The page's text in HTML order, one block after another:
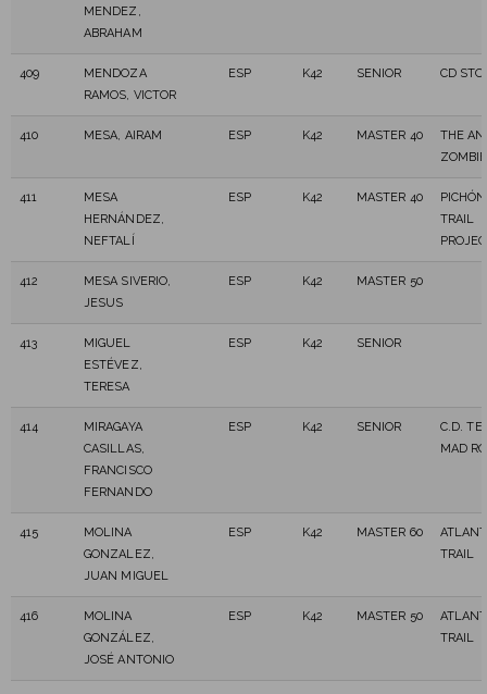
MENDEZ,
ABRAHAM
409
MENDOZA
RAMOS, VICTOR
ESP K42 SENIOR CD
410 MESA, AIRAM ESP K42 MASTER 40
THE
ZOMBIE
411
MESA
HERNÁNDEZ,
NEFTALÍ
ESP K42 MASTER 40
PICHÓN
TRAIL
412
MESA SIVERIO,
JESUS
ESP K42 MASTER 50
413
MIGUEL
ESTÉVEZ,
TERESA
ESP K42 SENIOR
414
MIRAGAYA
CASILLAS,
FRANCISCO
FERNANDO
ESP K42 SENIOR
C.D.
MAD
415
MOLINA
GONZALEZ,
JUAN MIGUEL
ESP K42 MASTER 60
TRAIL
416
MOLINA
GONZÁLEZ,
JOSÉ ANTONIO
ESP K42 MASTER 50
TRAIL